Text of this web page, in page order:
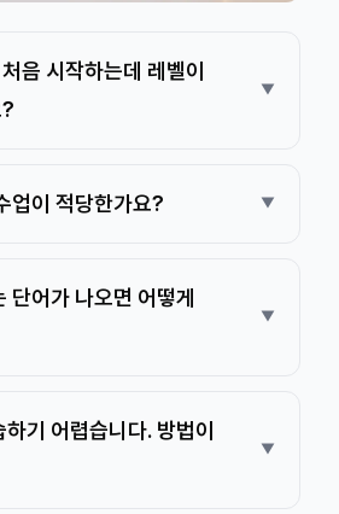
음 시작하는데 레벨이
업이 적당한가요?
단어가 나오면 어떻게
기 어렵습니다. 방법이